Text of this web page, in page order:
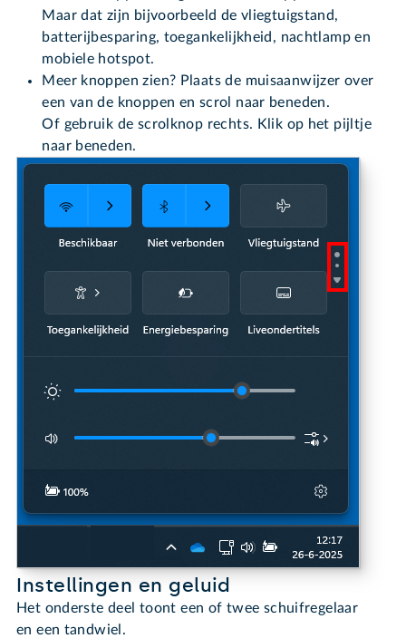
Maar dat zijn bijvoorbeeld de vliegtuigstand,
batterijbesparing, toegankelijkheid, nachtlamp en
mobiele hotspot.
Meer knoppen zien? Plaats de muisaanwijzer over
een van de knoppen en scrol naar beneden.
Of gebruik de scrolknop rechts. Klik op het pijltje
naar beneden.
Instellingen en geluid
Het onderste deel toont een of twee schuifregelaar
en een tandwiel.